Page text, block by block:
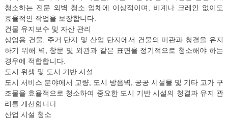
청소하는 전문 외벽 청소 업체에 이상적이며, 비계나 크레인 없이도
효율적인 작업을 보장합니다.
건물 유지보수 및 자산 관리
상업용 건물, 주거 단지 및 산업 단지에서 건물의 미관과 청결을 유지
하기 위해 벽, 창문 및 외관과 같은 표면을 정기적으로 청소해야 하는
경우에 적합합니다.
도시 위생 및 도시 기반 시설
도시 서비스 분야에서 교량, 도시 방음벽, 공공 시설물 및 기타 고가 구
조물을 효율적으로 청소하여 중요한 도시 기반 시설의 청결과 유지 관
리를 개선합니다.
산업 시설 청소